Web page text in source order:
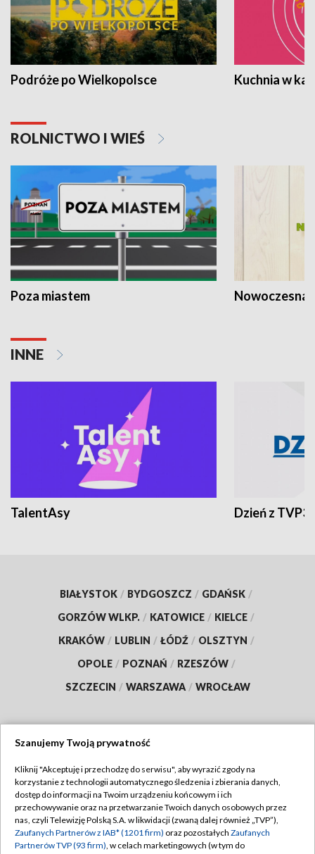
Podróże po Wielkopolsce Kuchnia w
ROLNICTWO I WIEŚ
Poza miastem Nowoczesna
INNE
TalentAsy Dzień z TVP3
BIAŁYSTOK / BYDGOSZCZ / GDAŃSK /
GORZÓW WLKP. / KATOWICE / KIELCE /
KRAKÓW / LUBLIN / ŁÓDŹ / OLSZTYN /
OPOLE / POZNAŃ / RZESZÓW /
SZCZECIN / WARSZAWA / WROCŁAW
TVP
Abonament TVP
Emisja w TVP
Regulamin TVP
Polityka prywatności
Szanujemy Twoją prywatność
Kliknij "Akceptuję i przechodzę do serwisu", aby wyrazić zgody na
korzystanie z technologii automatycznego śledzenia i zbierania danych,
dostęp do informacji na Twoim urządzeniu końcowym i ich
przechowywanie oraz na przetwarzanie Twoich danych osobowych przez
nas, czyli Telewizję Polską S.A. w likwidacji (zwaną dalej również „TVP”),
Zaufanych Partnerów z IAB* (1201 firm) oraz pozostałych Zaufanych
Partnerów TVP (93 firm), w celach marketingowych (w tym do